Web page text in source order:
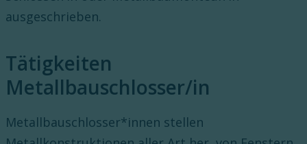
ausgeschrieben.
Tätigkeiten
Metallbauschlosser/in
Metallbauschlosser*innen stellen